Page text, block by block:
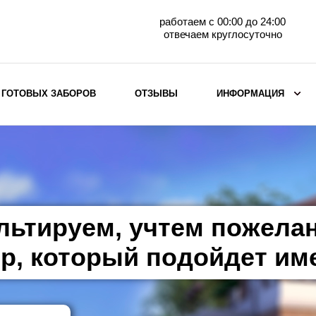
работаем с 00:00 до 24:00
отвечаем круглосуточно
горизонтального
Металлические заборы для дачи
Забор жалюзи с кирпичными столбами
Металлические заборы
Металлические ограждения
ГОТОВЫХ ЗАБОРОВ ОТЗЫВЫ ИНФОРМАЦИЯ
учтем
который подойдет